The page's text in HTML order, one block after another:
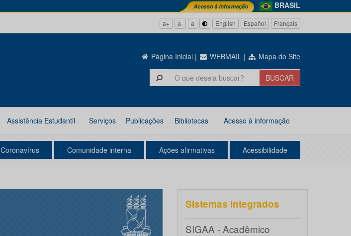
BRASIL
a+ a- a English Español Français
Página Inicial | WEBMAIL | Mapa do Site
Assistência Estudantil Serviços Publicações Bibliotecas Acesso à informação
Coronavírus Comunidade interna Ações afirmativas Acessibilidade
Sistemas integrados
SIGAA - Acadêmico